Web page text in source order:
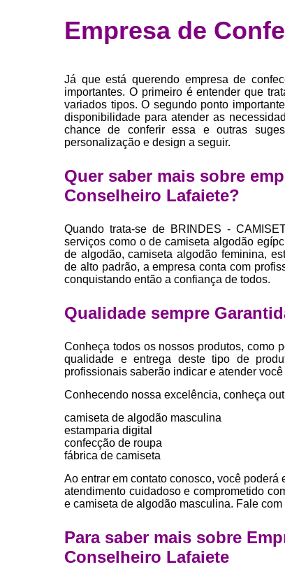
Empresa de
Já que está querendo empresa de
importantes. O primeiro é entender que
variados tipos. O segundo ponto
disponibilidade para atender as
chance de conferir essa e outras
personalização e design a seguir.
Quer saber mais sobre
Conselheiro Lafaiete?
Quando trata-se de BRINDES -
serviços como o de camiseta algodão
de algodão, camiseta algodão feminina,
de alto padrão, a empresa conta com
conquistando então a confiança de todos.
Qualidade sempre
Conheça todos os nossos produtos, como
qualidade e entrega deste tipo de
profissionais saberão indicar e atender
Conhecendo nossa excelência, conheça
camiseta de algodão masculina
estamparia digital
confecção de roupa
fábrica de camiseta
Ao entrar em contato conosco, você
atendimento cuidadoso e comprometido
e camiseta de algodão masculina. Fale
Para saber mais sobre
Conselheiro Lafaiete